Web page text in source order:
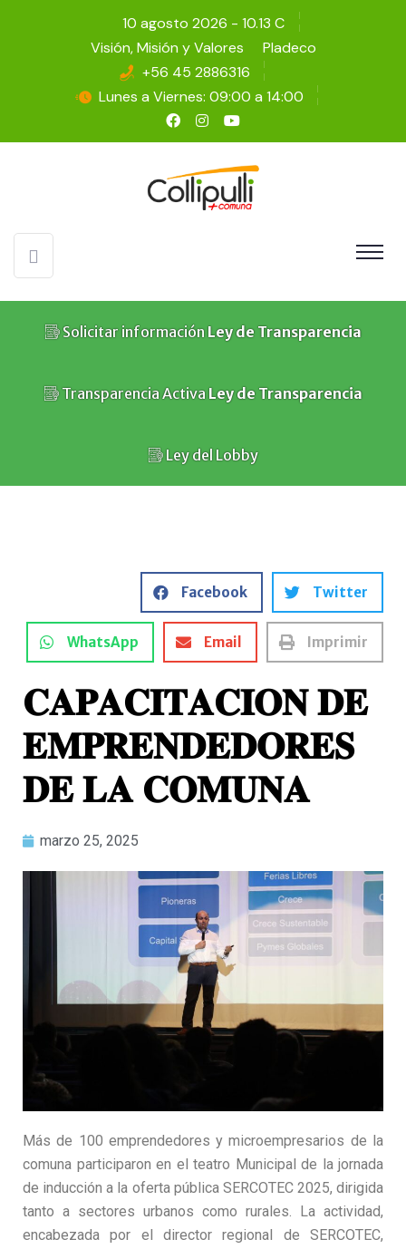
10 agosto 2026 - 10.13 C
Visión, Misión y Valores
Pladeco
+56 45 2886316
Lunes a Viernes: 09:00 a 14:00
Solicitar informaciónLey de Transparencia
Transparencia ActivaLey de Transparencia
Ley del Lobby
Facebook Twitter
WhatsApp Email Imprimir
𝐂𝐀𝐏𝐀𝐂𝐈𝐓𝐀𝐂𝐈𝐎𝐍 𝐃𝐄
𝐄𝐌𝐏𝐑𝐄𝐍𝐃𝐄𝐃𝐎𝐑𝐄𝐒
𝐃𝐄 𝐋𝐀 𝐂𝐎𝐌𝐔𝐍𝐀
marzo 25, 2025
Más de 100 emprendedores y microempresarios de la
comuna participaron en el teatro Municipal de la jornada
de inducción a la oferta pública SERCOTEC 2025, dirigida
tanto a sectores urbanos como rurales. La actividad,
encabezada por el director regional de SERCOTEC,